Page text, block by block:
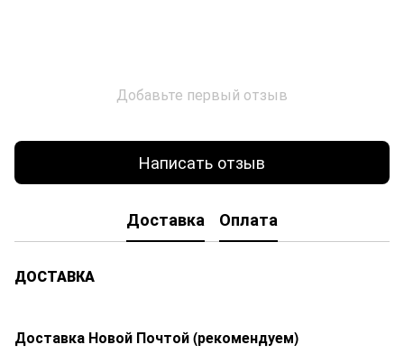
Добавьте первый отзыв
Написать отзыв
Доставка Оплата
ДОСТАВКА
Доставка Новой Почтой (рекомендуем)